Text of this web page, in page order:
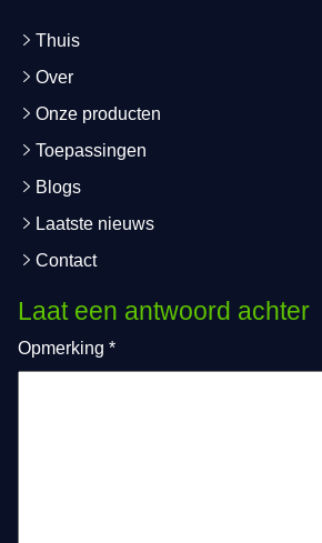
Thuis
Over
Onze producten
Toepassingen
Blogs
Laatste nieuws
Contact
Laat een antwoord achter
Opmerking *